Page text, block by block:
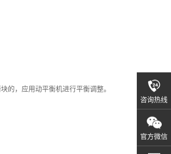
的，应用动平衡机进行平衡调整。
咨询热线
官方微信